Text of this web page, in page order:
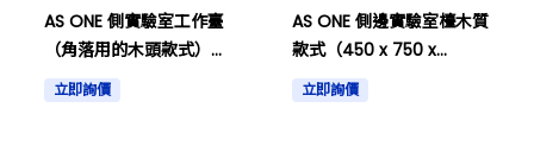
AS ONE 側實驗室工作臺
（角落用的木頭款式）
1000 x 1000 x 800mm
以及其他
立即詢價
AS ONE 側邊實驗室檯木質
款式（450 x 750 x
800mm）及其他
立即詢價